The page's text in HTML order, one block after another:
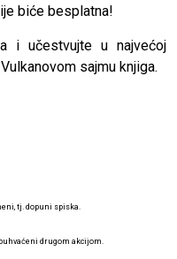
biće besplatna!
i učestvujte u najvećoj
Vulkanovom sajmu knjiga.
tj. dopuni spiska.
drugom akcijom.